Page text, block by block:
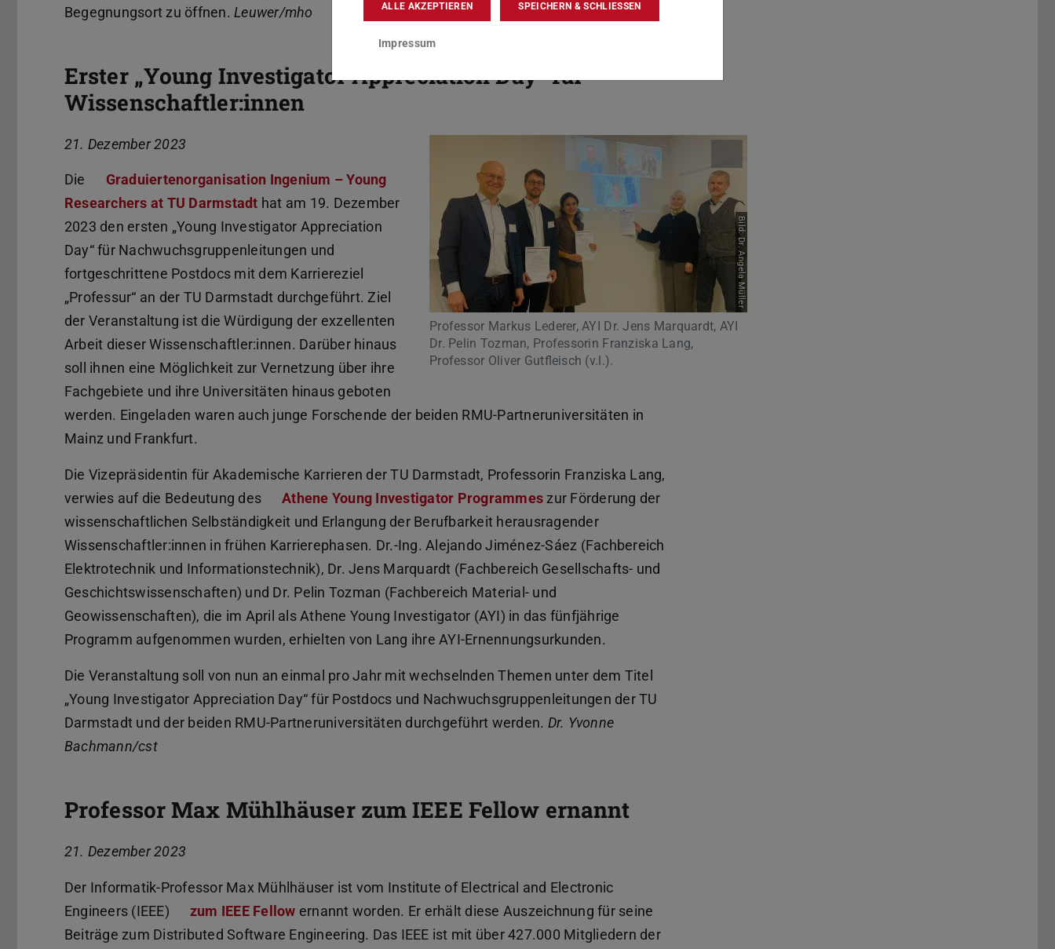
Begegnungsort zu öffnen.Leuwer/mho
Erster „Young Investigator Appreciation Day“ für
Wissenschaftler:innen
Bild: Dr. Angela Müller
Professor Markus Lederer, AYI Dr. Jens Marquardt, AYI
Dr. Pelin Tozman, Professorin Franziska Lang,
Professor Oliver Gutfleisch (v.l.).
21. Dezember 2023
Die
Graduiertenorganisation Ingenium – Young
Researchers at TU Darmstadt hat am 19. Dezember
2023 den ersten „Young Investigator Appreciation
Day“ für Nachwuchsgruppenleitungen und
fortgeschrittene Postdocs mit dem Karriereziel
„Professur“ an der TU Darmstadt durchgeführt. Ziel
der Veranstaltung ist die Würdigung der exzellenten
Arbeit dieser Wissenschaftler:innen. Darüber hinaus
soll ihnen eine Möglichkeit zur Vernetzung über ihre
Fachgebiete und ihre Universitäten hinaus geboten
werden. Eingeladen waren auch junge Forschende der beiden RMU-Partneruniversitäten in
Mainz und Frankfurt.
Die Vizepräsidentin für Akademische Karrieren der TU Darmstadt, Professorin Franziska Lang,
verwies auf die Bedeutung des
Athene Young Investigator Programmes zur Förderung der
wissenschaftlichen Selbständigkeit und Erlangung der Berufbarkeit herausragender
Wissenschaftler:innen in frühen Karrierephasen. Dr.-Ing. Alejando Jiménez-Sáez (Fachbereich
Elektrotechnik und Informationstechnik), Dr. Jens Marquardt (Fachbereich Gesellschafts- und
Geschichtswissenschaften) und Dr. Pelin Tozman (Fachbereich Material- und
Geowissenschaften), die im April als Athene Young Investigator (AYI) in das fünfjährige
Programm aufgenommen wurden, erhielten von Lang ihre AYI-Ernennungsurkunden.
Die Veranstaltung soll von nun an einmal pro Jahr mit wechselnden Themen unter dem Titel
„Young Investigator Appreciation Day“ für Postdocs und Nachwuchsgruppenleitungen der TU
Darmstadt und der beiden RMU-Partneruniversitäten durchgeführt werden. Dr. Yvonne
Bachmann/cst
Professor Max Mühlhäuser zum IEEE Fellow ernannt
21. Dezember 2023
Der Informatik-Professor Max Mühlhäuser ist vom Institute of Electrical and Electronic
Engineers (IEEE)
zum IEEE Fellow (PDF-Datei)
(wird in neuem Tab geöffnet)
ernannt worden. Er erhält diese Auszeichnung für seine
Beiträge zum Distributed Software Engineering. Das IEEE ist mit über 427.000 Mitgliedern der
ALLE AKZEPTIEREN SPEICHERN & SCHLIESSEN
Impressum